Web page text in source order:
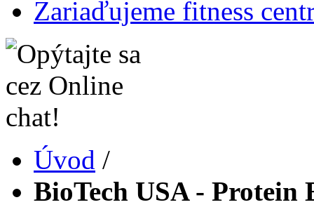
Zariaďujeme fitness
Úvod /
BioTech USA - Protein